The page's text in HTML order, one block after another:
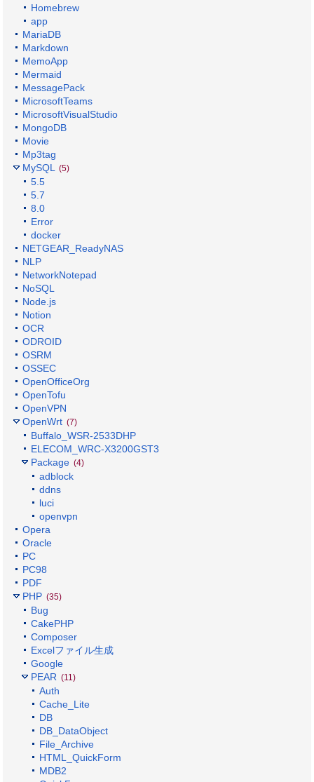
Homebrew
app
MariaDB
Markdown
MemoApp
Mermaid
MessagePack
MicrosoftTeams
MicrosoftVisualStudio
MongoDB
Movie
Mp3tag
MySQL
(5)
5.5
5.7
8.0
Error
docker
NETGEAR_ReadyNAS
NLP
NetworkNotepad
NoSQL
Node.js
Notion
OCR
ODROID
OSRM
OSSEC
OpenOfficeOrg
OpenTofu
OpenVPN
OpenWrt (7)
Buffalo_WSR-2533DHP
ELECOM_WRC-X3200GST3
Package (4)
adblock
ddns
luci
openvpn
Opera
Oracle
PC
PC98
PDF
PHP (35)
Bug
CakePHP
Composer
Excelファイル生成
Google
PEAR (11)
Auth
Cache_Lite
DB
DB_DataObject
File_Archive
HTML_QuickForm
MDB2